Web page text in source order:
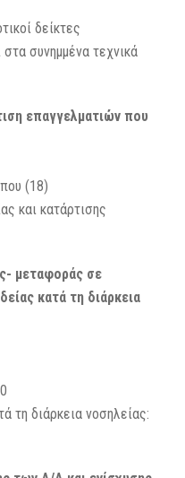
δείκτες
συνημμένα τεχνικά
επαγγελματιών που
(18)
και κατάρτισης
μεταφοράς σε
κατά τη διάρκεια
τη διάρκεια νοσηλείας: